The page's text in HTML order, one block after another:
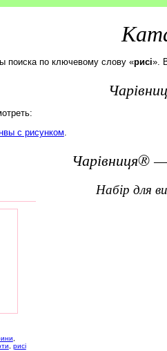
поиска по ключевому слову «рисі».
с рисунком.
Чарівниця®
набір для
рисі